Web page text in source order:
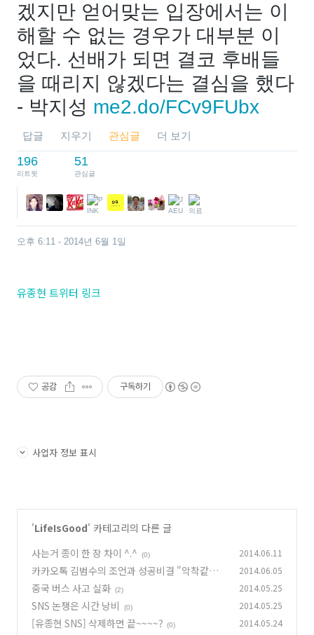
겠지만 얻어맞는 입장에서는 이
해할 수 없는 경우가 대부분 이
었다. 선배가 되면 결코 후배들
을 때리지 않겠다는 결심을 했다
- 박지성 me2.do/FCv9FUbx
답글 지우기 관심글 더 보기
196
리트윗
51
관심글
오후 6:11 - 2014년 6월 1일
유종현 트위터 링크
공감 구독하기
사업자 정보 표시
'LifeIsGood' 카테고리의 다른 글
사는거 종이 한 장 차이 ^.^
(0) 2014.06.11
카카오톡 김범수의 조언과 성공비결 "악착같이
살지마" (0)
2014.06.05
중국 버스 사고 실화 (2) 2014.05.25
SNS 논쟁은 시간 낭비 (0) 2014.05.25
[유종현 SNS] 삭제하면 끝~~~~? (0) 2014.05.24